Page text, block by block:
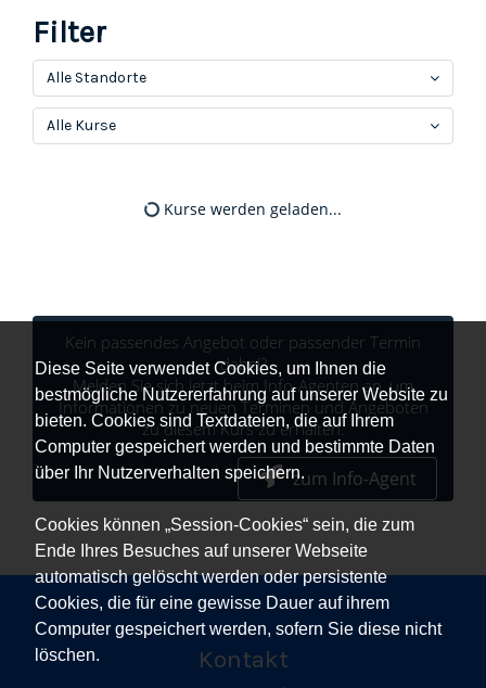
Diese Seite verwendet Cookies, um Ihnen die
bestmögliche Nutzererfahrung auf unserer Website zu
bieten. Cookies sind Textdateien, die auf Ihrem
Computer gespeichert werden und bestimmte Daten
über Ihr Nutzerverhalten speichern.
Cookies können „Session-Cookies“ sein, die zum
Ende Ihres Besuches auf unserer Webseite
automatisch gelöscht werden oder persistente
Cookies, die für eine gewisse Dauer auf ihrem
Computer gespeichert werden, sofern Sie diese nicht
löschen.
Filter
Alle Standorte
Alle Kurse
Kurse werden geladen...
Kein passendes Angebot oder passender Termin
dabei?
Melden Sie sich jetzt beim Info-Agenten an, um
Informationen zu neuen Terminen und Angeboten
zu diesem Kurs zu erhalten.
zum Info-Agent
Kontakt